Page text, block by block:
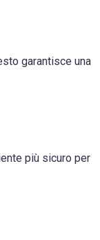
garantisce una
più sicuro per